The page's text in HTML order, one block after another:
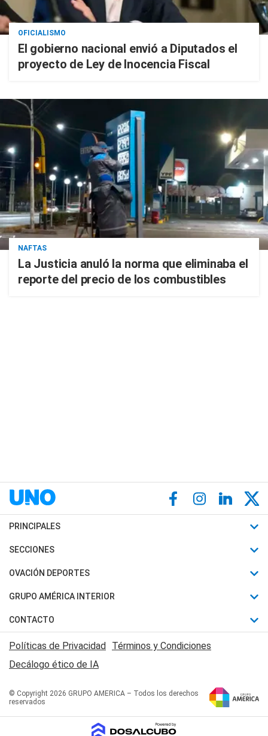
OFICIALISMO
El gobierno nacional envió a Diputados el
proyecto de Ley de Inocencia Fiscal
NAFTAS
La Justicia anuló la norma que eliminaba el
reporte del precio de los combustibles
PRINCIPALES
Últimas Noticias
Política
Judiciales
Economia
SECCIONES
Horóscopo
Motores
Trucos caseros
Series y Películas
Edictos y Solicitadas
OVACIÓN DEPORTES
Fútbol
Mundial
Automovilismo
Rugby
Básquet
GRUPO AMÉRICA INTERIOR
Canal 7 en Vivo
San Juan 8
CONTACTO
Acerca de Nosotros
Contactanos
Políticas de Privacidad Términos y Condiciones
Decálogo ético de IA
© Copyright 2026 GRUPO AMERICA – Todos los derechos
reservados